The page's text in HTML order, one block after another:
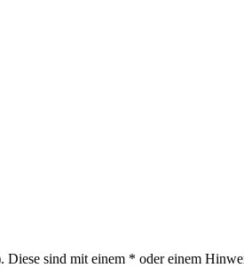
sind mit einem * oder einem